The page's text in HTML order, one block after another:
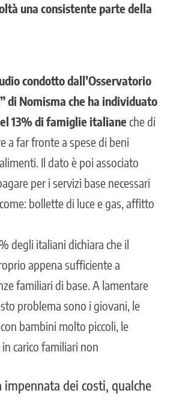
una consistente parte della
condotto dall’Osservatorio
di Nomisma che ha individuato
13% di famiglie italiane che di
a far fronte a spese di beni
Il dato è poi associato
per i servizi base necessari
bollette di luce e gas, affitto
degli italiani dichiara che il
appena sufficiente a
familiari di base. A lamentare
problema sono i giovani, le
bambini molto piccoli, le
carico familiari non
dei costi, qualche